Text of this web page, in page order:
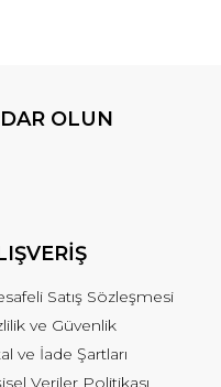
OLUN
Satış Sözleşmesi
ve Güvenlik
ve İade Şartları
Veriler Politikası